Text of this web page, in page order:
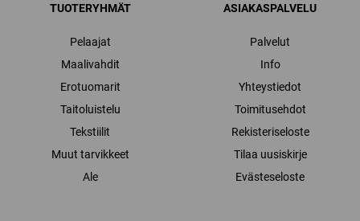
TUOTERYHMÄT
Pelaajat
Maalivahdit
Erotuomarit
Taitoluistelu
Tekstiilit
Muut tarvikkeet
Ale
ASIAKASPALVELU
Palvelut
Info
Yhteystiedot
Toimitusehdot
Rekisteriseloste
Tilaa uusiskirje
Evästeseloste